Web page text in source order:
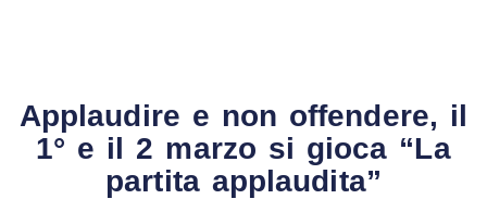
Applaudire e non offendere, il
1° e il 2 marzo si gioca “La
partita applaudita”